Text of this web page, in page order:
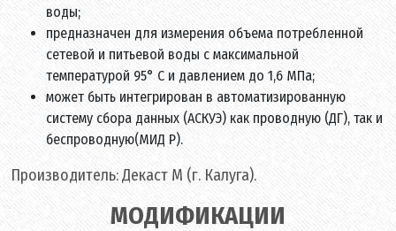
воды;
предназначен для измерения объема потребленной
сетевой и питьевой воды с максимальной
температурой 95° C и давлением до 1,6 МПа;
может быть интегрирован в автоматизированную
систему сбора данных (АСКУЭ) как проводную (ДГ), так и
беспроводную(МИД Р).
Производитель: Декаст М (г. Калуга).
МОДИФИКАЦИИ